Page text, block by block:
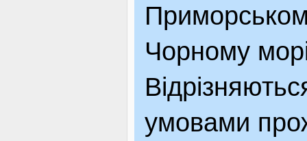
ЯК ДОЇХАТИ
Чорному
умовами